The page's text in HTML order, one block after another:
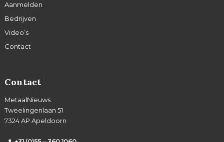
Aanmelden
Bedrijven
Video’s
Contact
Contact
MetaalNieuws
Tweelingenlaan 51
7324 AP Apeldoorn